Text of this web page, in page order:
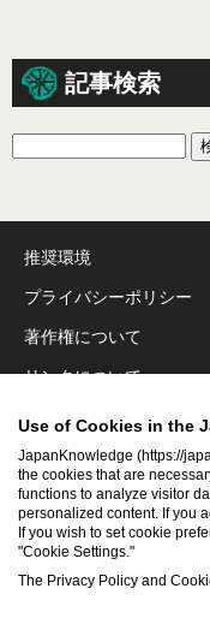
記事検索
推奨環境
プライバシーポリシー
著作権について
リンクについて
免責事項
運営会社
アクセシビリティ対応
クッキーポリシー
Cookie設定
Use of Cookies in the
JapanKnowledge (https://
the cookies that are
functions to analyze visitor
personalized content. If you
If you wish to set cookie
"Cookie Settings."
The Privacy Policy and